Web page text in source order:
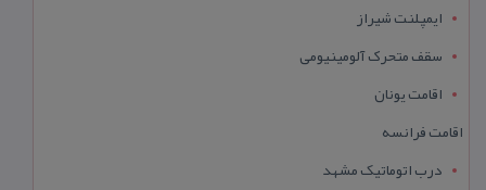
ایمپلنت شیراز
سقف متحرک آلومینیومی
اقامت یونان
اقامت فرانسه
درب اتوماتیک مشهد